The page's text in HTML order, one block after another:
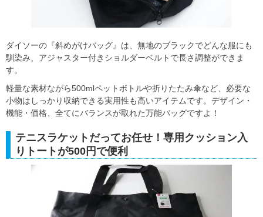
ダイソーの『斜めがけバッグ』は、無地のブラックでどんな服にも
馴染み、アジャスター付きショルダーベルトで長さ調整ができま
す。
軽量な素材ながら500mlペットボトルや折りたたみ傘など、必要な
小物はしっかり収納できる実用性も高いアイテムです。デザイン・
機能・価格、全てにバランスが取れた万能バッグですよ！
テニスラケットだってお任せ！専用クッション入
りトートが500円で便利